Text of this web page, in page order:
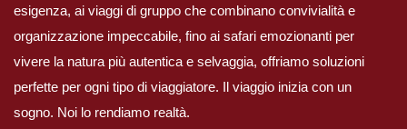
Sud America
Viaggi in Aruba
esigenza, ai viaggi di gruppo che combinano convivialità e
organizzazione impeccabile, fino ai safari emozionanti per
vivere la natura più autentica e selvaggia, offriamo soluzioni
perfette per ogni tipo di viaggiatore. Il viaggio inizia con un
sogno. Noi lo rendiamo realtà.